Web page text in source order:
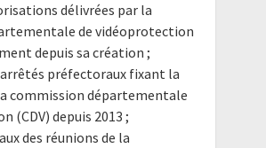
délivrées par la
de vidéoprotection
depuis sa création ;
préfectoraux fixant la
commission départementale
(CDV) depuis 2013 ;
des réunions de la